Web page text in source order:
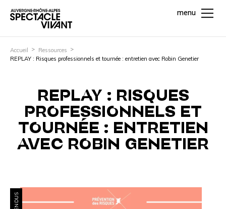
menu
Accueil
Ressources
REPLAY : Risques professionnels et tournée : entretien avec Robin Genetier
REPLAY : RISQUES
PROFESSIONNELS ET
TOURNÉE : ENTRETIEN
AVEC ROBIN GENETIER